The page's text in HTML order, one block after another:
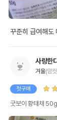
꾸준히 급여해도
사랑한
겨울(암
첫구매
굿보이 황태채 50g